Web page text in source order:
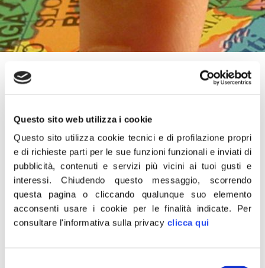
Questo sito web utilizza i cookie
Questo sito utilizza cookie tecnici e di profilazione propri
e di richieste parti per le sue funzioni funzionali e inviati di
pubblicità, contenuti e servizi più vicini ai tuoi gusti e
interessi.Chiudendo questo messaggio, scorrendo
questa pagina o cliccando qualunque suo elemento
acconsenti usare i cookie per le finalità indicate. Per
consultare l'informativa sulla privacy clicca qui
9 Ottobre 2023
cultura, lo sport, l’enogastronomia. Il governo Meloni
assieme ai deputati di Fdi sta mettendo il massimo
impegno per valorizzare questo comparto, pilastro
dell’economia nazionale. Con tanti ospiti vogliamo
discutere delle proposte che abbiamo presentato e che
presenteremo alla Camera per fare in modo che si
consolidi sempre di più il nostro lavoro e rilanciare l’Italia